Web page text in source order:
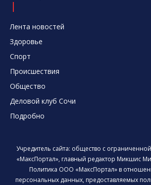
Лента новостей
Здоровье
Спорт
Происшествия
Общество
Деловой клуб Сочи
Подробно
Учредитель сайта: общество с
«МаксПортал», главный редактор Микшис
Политика ООО «МаксПортал» в
персональных данных, предоставляемых